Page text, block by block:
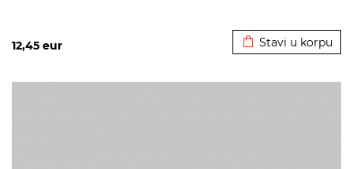
12,45 eur Stavi u korpu